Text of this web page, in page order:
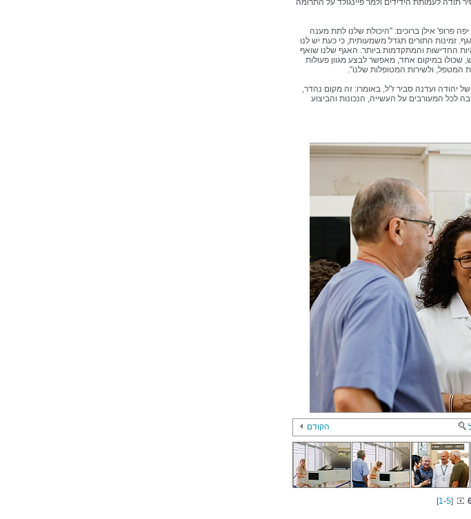
תודה לעמותת הידידים ולמר פיינגולד על התרומה
פרופ' אילן ברוכים: "היכולת שלנו לתת מענה
זמינות התורים תגדל משמעותית, כי כעת יש לנו
החדישות והמתקדמות ביותר. האגף שלנו שואף
שכולו במיקום אחד, מאפשר לבצע מגוון פעולות
המטפל, ולשירות המטופלות שלנו".
יהודה ועדנה סביר ז"ל, באומרו: זה מקום נהדר,
לכל המעורבים על העשייה, הנכונות והביצוע
הקודם
[1-5]